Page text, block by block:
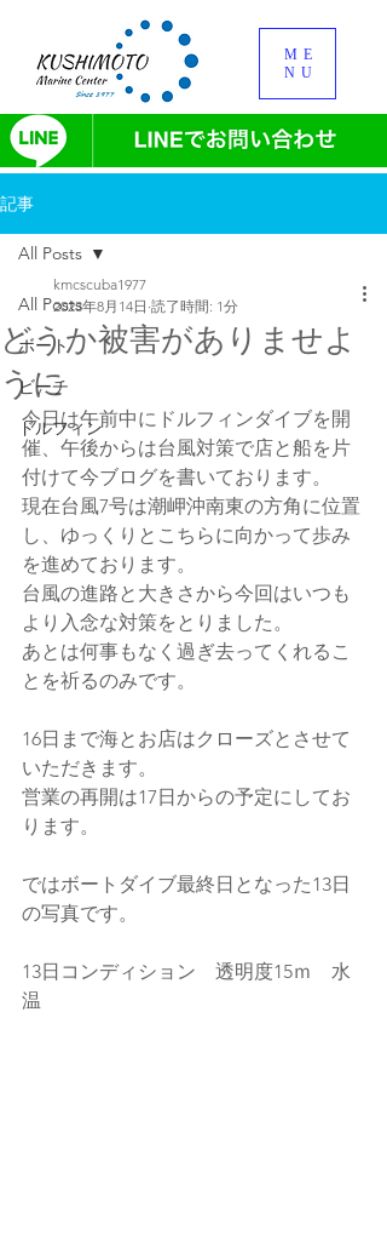
ME
NU
記事
All Posts
ボート
ビーチ
ドルフィン
All Posts
どうか被害がありませよ
うに
kmcscuba1977
2023年8月14日 読了時間: 1分
今日は午前中にドルフィンダイブを開
催、午後からは台風対策で店と船を片
付けて今ブログを書いております。
現在台風7号は潮岬沖南東の方角に位置
し、ゆっくりとこちらに向かって歩み
を進めております。
台風の進路と大きさから今回はいつも
より入念な対策をとりました。
あとは何事もなく過ぎ去ってくれるこ
とを祈るのみです。
16日まで海とお店はクローズとさせて
いただきます。
営業の再開は17日からの予定にしてお
ります。
ではボートダイブ最終日となった13日
の写真です。
13日コンディション　透明度15ｍ　水
温